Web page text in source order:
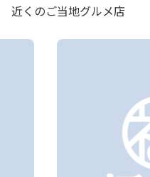
近くのご当地グルメ店